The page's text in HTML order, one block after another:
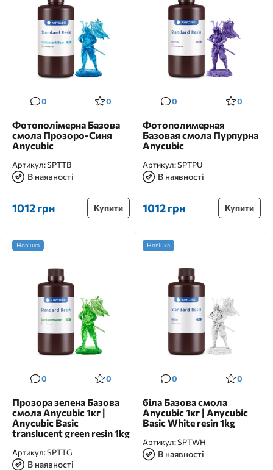
0 0
Фотополімерна Базова
смола Прозоро-Синя
Anycubic
Артикул:SPTTB
В наявності
1012 грн Купити
0 0
Фотополимерная
Базовая смола Пурпурна
Anycubic
Артикул:SPTPU
В наявності
1012 грн Купити
Новінка
0 0
Прозора зелена Базова
смола Anycubic 1кг |
Anycubic Basic
translucent green resin 1kg
Артикул:SPTTG
В наявності
Новінка
0 0
біла Базова смола
Anycubic 1кг | Anycubic
Basic White resin 1kg
Артикул:SPTWH
В наявності